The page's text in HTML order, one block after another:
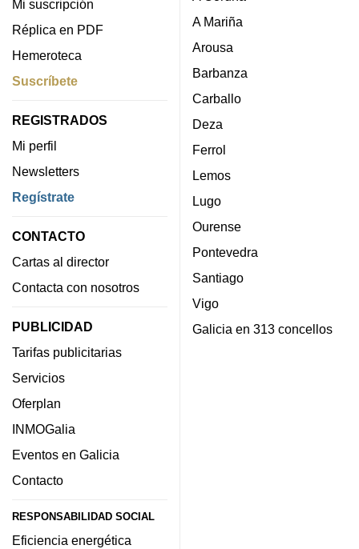
Mi suscripción
Réplica en PDF
Hemeroteca
Suscríbete
REGISTRADOS
Mi perfil
Newsletters
Regístrate
CONTACTO
Cartas al director
Contacta con nosotros
PUBLICIDAD
Tarifas publicitarias
Servicios
Oferplan
INMOGalia
Eventos en Galicia
Contacto
RESPONSABILIDAD SOCIAL
Eficiencia energética
A Mariña
Arousa
Barbanza
Carballo
Deza
Ferrol
Lemos
Lugo
Ourense
Pontevedra
Santiago
Vigo
Galicia en 313 concellos